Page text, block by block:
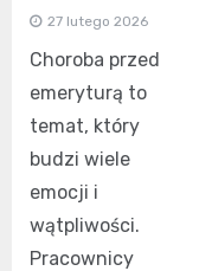
27 lutego 2026
Choroba przed
emeryturą to
temat, który
budzi wiele
emocji i
wątpliwości.
Pracownicy